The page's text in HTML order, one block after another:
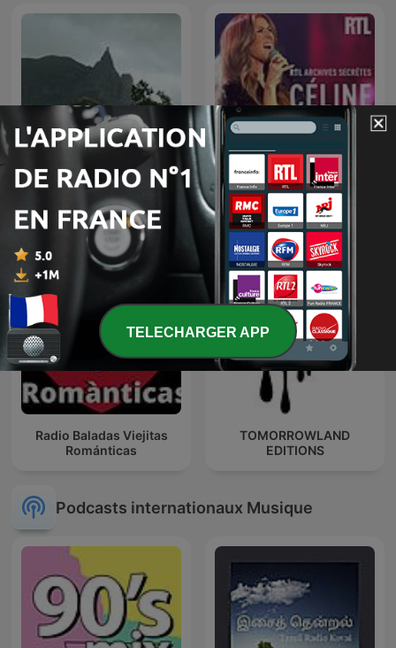
Apprendre à Chanter
Compte
Musique relaxation
RTL archives secrètes,
Céline Dion
Radio Baladas Viejitas
Románticas
TOMORROWLAND
EDITIONS
Podcasts internationaux Musique
TELECHARGER APP